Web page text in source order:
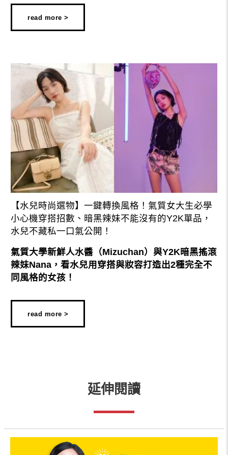
read more >
【水兒時尚選物】一鍵轉換風格！氣質女大生必學
小心機穿搭招數、暗黑辣妹不能沒有的Y2K單品，
水兒不藏私一口氣公開！
氣質大學新鮮人水醬（Mizuchan）與Y2K暗黑搖滾
辣妹Nana，看水兒用穿搭與妝容打造出2種完全不
同風格的女孩！
read more >
延伸閱讀